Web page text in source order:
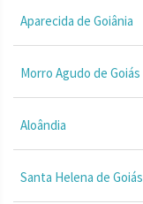
Aparecida de Goiânia
Morro Agudo de Goiás
Aloândia
Santa Helena de Goiás